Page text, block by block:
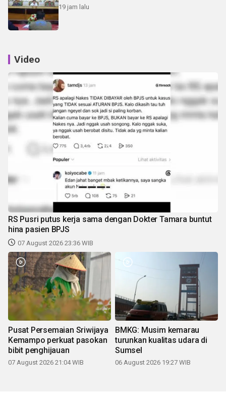
19 jam lalu
Video
RS Pusri putus kerja sama dengan Dokter Tamara buntut
hina pasien BPJS
07 August 2026 23:36 WIB
Pusat Persemaian Sriwijaya
Kemampo perkuat pasokan
bibit penghijauan
07 August 2026 21:04 WIB
BMKG: Musim kemarau
turunkan kualitas udara di
Sumsel
06 August 2026 19:27 WIB